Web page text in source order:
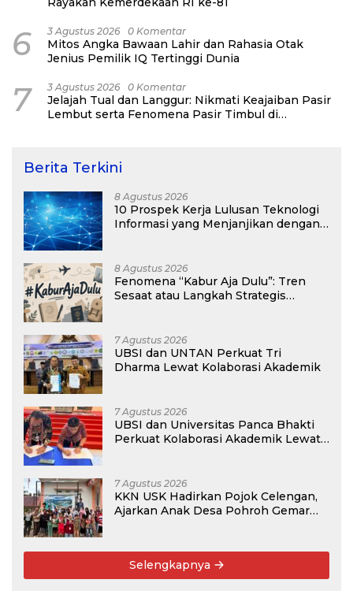
6 3 Agustus 2026 0 Komentar
Mitos Angka Bawaan Lahir dan Rahasia Otak
Jenius Pemilik IQ Tertinggi Dunia
7 3 Agustus 2026 0 Komentar
Jelajah Tual dan Langgur: Nikmati Keajaiban Pasir
Lembut serta Fenomena Pasir Timbul di
Berita Terkini
8 Agustus 2026
10 Prospek Kerja Lulusan Teknologi
Informasi yang Menjanjikan dengan
8 Agustus 2026
Fenomena “Kabur Aja Dulu”: Tren
Sesaat atau Langkah Strategis
7 Agustus 2026
UBSI dan UNTAN Perkuat Tri
Dharma Lewat Kolaborasi Akademik
7 Agustus 2026
UBSI dan Universitas Panca Bhakti
Perkuat Kolaborasi Akademik Lewat
7 Agustus 2026
KKN USK Hadirkan Pojok Celengan,
Ajarkan Anak Desa Pohroh Gemar
Selengkapnya